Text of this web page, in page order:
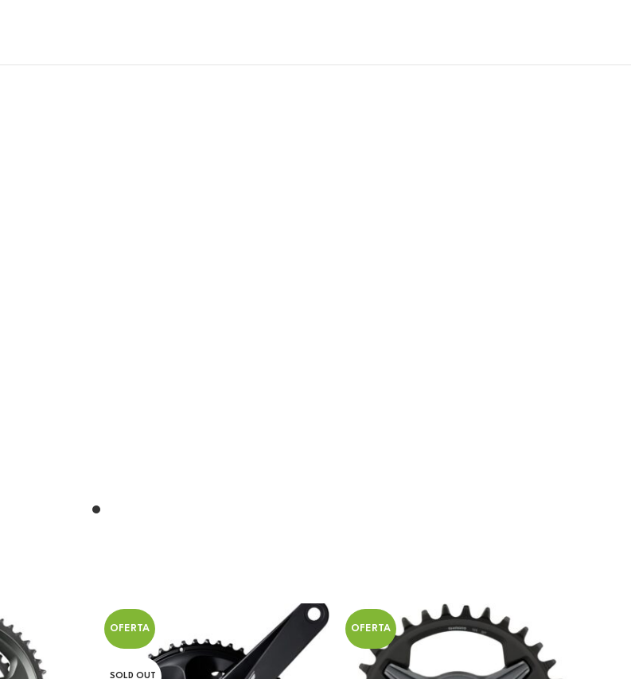
OFERTA
SOLD OUT
OFERTA